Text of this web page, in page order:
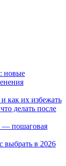
новые
как их избежать
делать после
— пошаговая
выбрать в 2026